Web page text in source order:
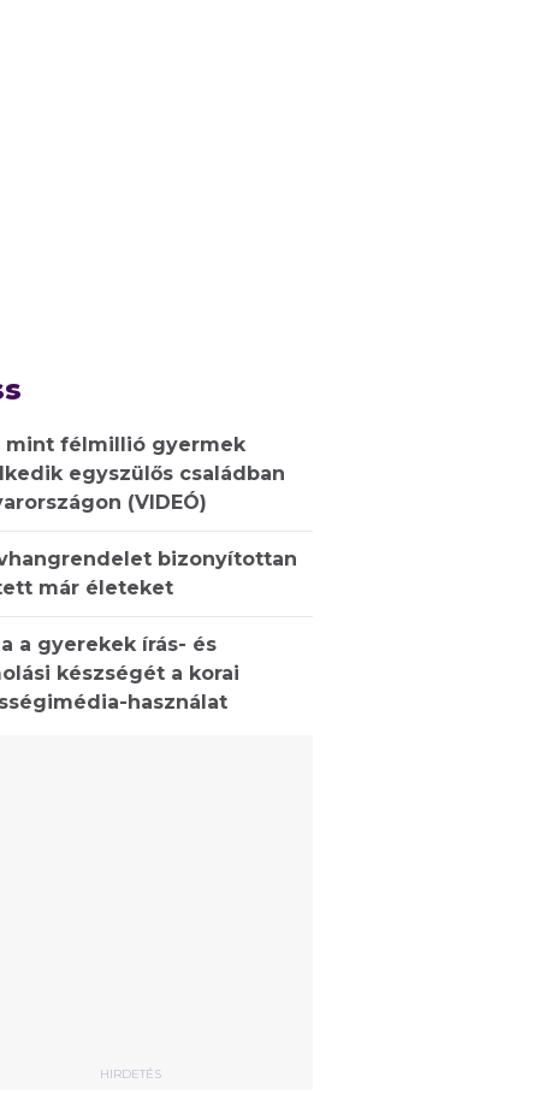
mint félmillió gyermek
egyszülős családban
(VIDEÓ)
bizonyítottan
már életeket
a gyerekek írás- és
készségét a korai
használat
HIRDETÉS